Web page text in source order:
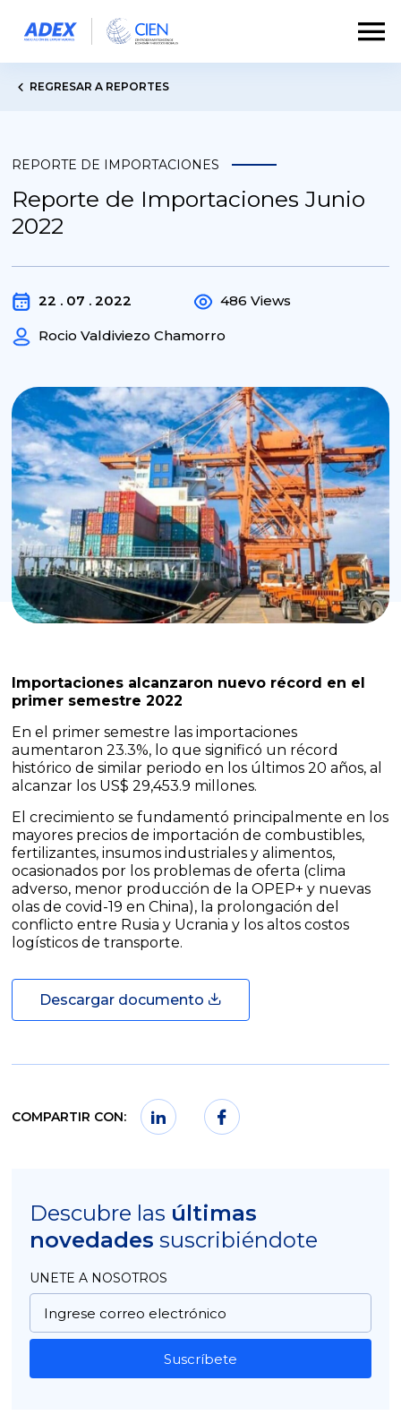
REGRESAR A REPORTES
REPORTE DE IMPORTACIONES
Reporte de Importaciones Junio
2022
22 . 07 . 2022
Rocio Valdiviezo Chamorro
486 Views
Importaciones alcanzaron nuevo récord en el
primer semestre 2022
En el primer semestre las importaciones
aumentaron 23.3%, lo que significó un récord
histórico de similar periodo en los últimos 20 años, al
alcanzar los US$ 29,453.9 millones.
El crecimiento se fundamentó principalmente en los
mayores precios de importación de combustibles,
fertilizantes, insumos industriales y alimentos,
ocasionados por los problemas de oferta (clima
adverso, menor producción de la OPEP+ y nuevas
olas de covid-19 en China), la prolongación del
conflicto entre Rusia y Ucrania y los altos costos
logísticos de transporte.
Descargar documento
COMPARTIR CON:
Descubre las últimas
novedades suscribiéndote
UNETE A NOSOTROS
Suscríbete